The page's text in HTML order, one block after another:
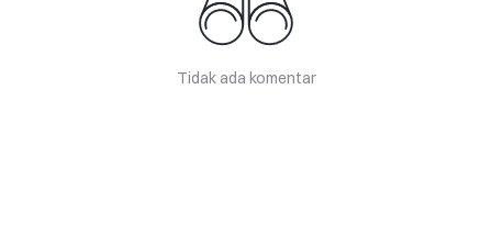
Tidak ada komentar